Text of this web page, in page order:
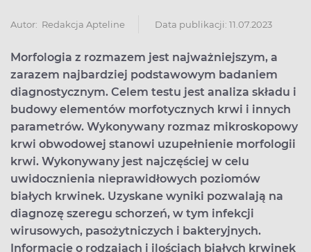
Autor: Redakcja Apteline Data publikacji: 11.07.2023
Morfologia z rozmazem jest najważniejszym, a
zarazem najbardziej podstawowym badaniem
diagnostycznym. Celem testu jest analiza składu i
budowy elementów morfotycznych krwi i innych
parametrów. Wykonywany rozmaz mikroskopowy
krwi obwodowej stanowi uzupełnienie morfologii
krwi. Wykonywany jest najczęściej w celu
uwidocznienia nieprawidłowych poziomów
białych krwinek. Uzyskane wyniki pozwalają na
diagnozę szeregu schorzeń, w tym infekcji
wirusowych, pasożytniczych i bakteryjnych.
Informacje o rodzajach i ilościach białych krwinek